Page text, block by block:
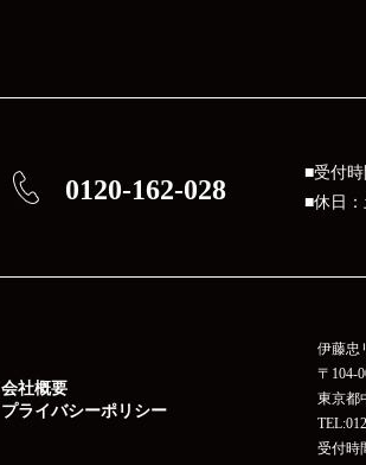
0120-162-028
■受付時
■休日
会社概要
プライバシーポリシー
伊藤忠
〒104-
東京都
受付時